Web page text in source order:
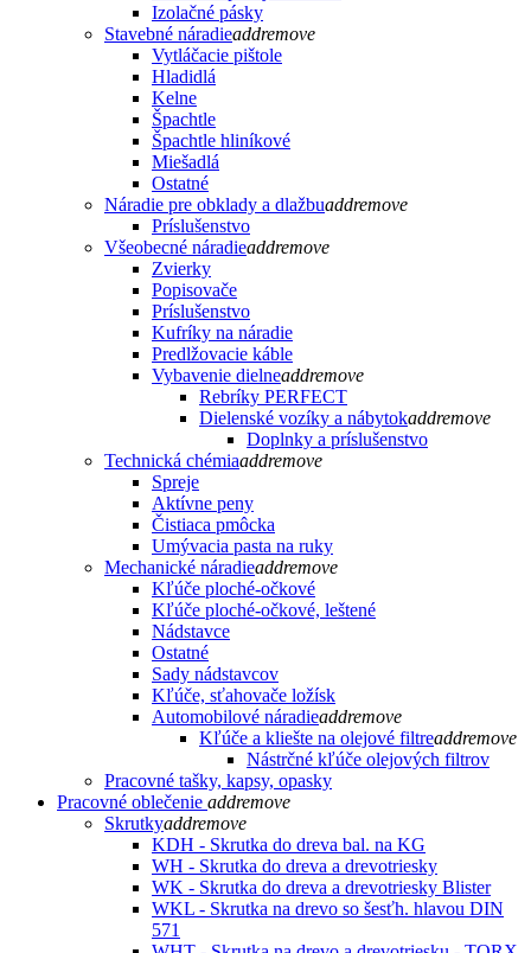
Izolačné pásky
Stavebné náradieaddremove
Vytláčacie pištole
Hladidlá
Kelne
Špachtle
Špachtle hliníkové
Miešadlá
Ostatné
Náradie pre obklady a dlažbuaddremove
Príslušenstvo
Všeobecné náradieaddremove
Zvierky
Popisovače
Príslušenstvo
Kufríky na náradie
Predlžovacie káble
Vybavenie dielneaddremove
Rebríky PERFECT
Dielenské vozíky a nábytokaddremove
Doplnky a príslušenstvo
Technická chémiaaddremove
Spreje
Aktívne peny
Čistiaca pmôcka
Umývacia pasta na ruky
Mechanické náradieaddremove
Kľúče ploché-očkové
Kľúče ploché-očkové, leštené
Nádstavce
Ostatné
Sady nádstavcov
Kľúče, sťahovače ložísk
Automobilové náradieaddremove
Kľúče a kliešte na olejové filtreaddremove
Nástrčné kľúče olejových filtrov
Pracovné tašky, kapsy, opasky
Pracovné oblečenie addremove
Skrutkyaddremove
KDH - Skrutka do dreva bal. na KG
WH - Skrutka do dreva a drevotriesky
WK - Skrutka do dreva a drevotriesky Blister
WKL - Skrutka na drevo so šesťh. hlavou DIN
571